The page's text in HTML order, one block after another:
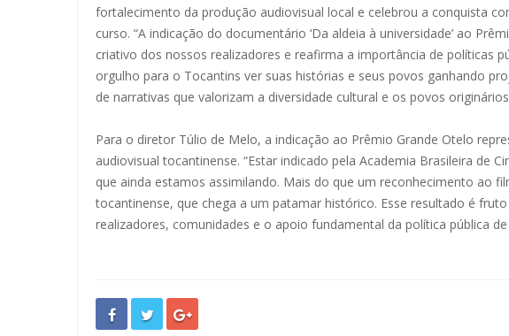
fortalecimento da produção audiovisual local e celebrou a conquista
curso. “A indicação do documentário ‘Da aldeia à universidade’ ao
criativo dos nossos realizadores e reafirma a importância de políticas
orgulho para o Tocantins ver suas histórias e seus povos ganhando
de narrativas que valorizam a diversidade cultural e os povos
Para o diretor Túlio de Melo, a indicação ao Prêmio Grande Otelo
audiovisual tocantinense. “Estar indicado pela Academia Brasileira de
que ainda estamos assimilando. Mais do que um reconhecimento ao
tocantinense, que chega a um patamar histórico. Esse resultado é
realizadores, comunidades e o apoio fundamental da política pública